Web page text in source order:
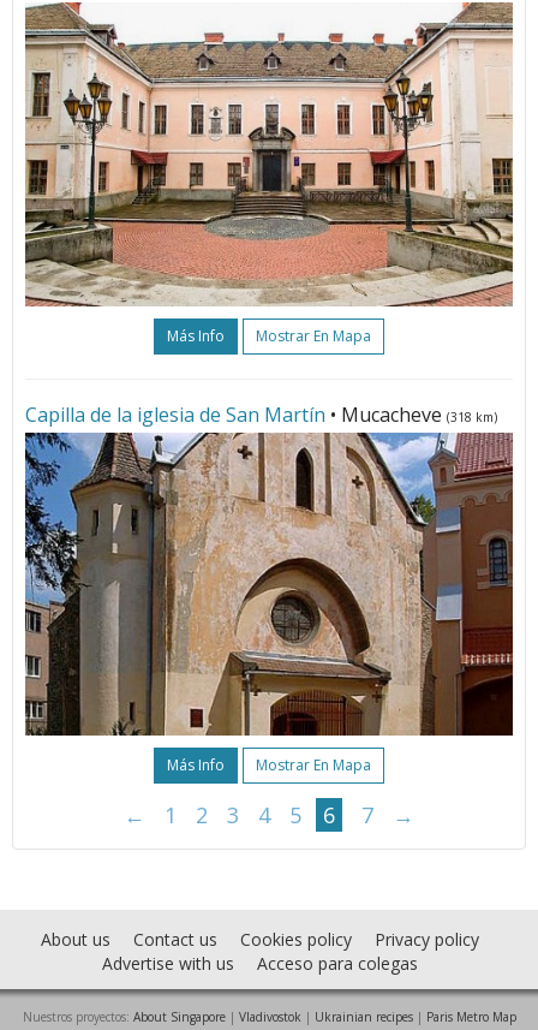
Más Info Mostrar En Mapa
Capilla de la iglesia de San Martín • Mucacheve (318 km)
Más Info Mostrar En Mapa
← 1 2 3 4 5 6 7 →
About us Contact us Cookies policy
Privacy policy
Advertise with us
Acceso para colegas
Nuestros proyectos: About Singapore| Vladivostok | Ukrainian recipes| Paris Metro Map